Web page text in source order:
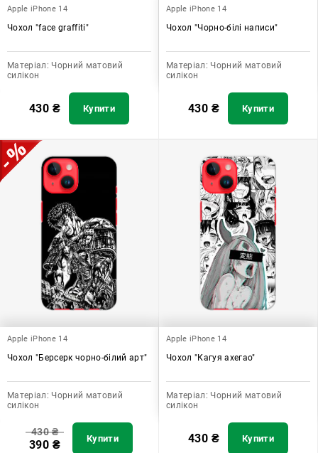
Apple iPhone 14
Чохол "face graffiti"
Матеріал: Чорний матовий
силікон
430 ₴ Купити
Apple iPhone 14
Чохол "Чорно-білі написи"
Матеріал: Чорний матовий
силікон
430 ₴ Купити
Apple iPhone 14
Чохол "Берсерк чорно-білий арт"
Матеріал: Чорний матовий
силікон
430₴
390 ₴ Купити
Apple iPhone 14
Чохол "Кагуя ахегао"
Матеріал: Чорний матовий
силікон
430 ₴ Купити